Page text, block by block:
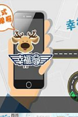
演唱會】 8/22的演唱會
謝老天爺停了陣子